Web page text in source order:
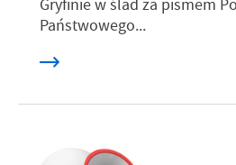
Gryfinie w ślad za pismem
Państwowego...